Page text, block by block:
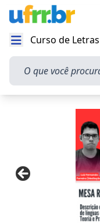
Abrir menu
Curso de
O que você procura?